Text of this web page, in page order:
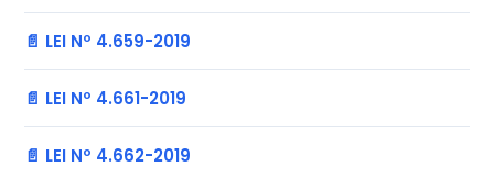
📄 LEI Nº 4.659-2019
📄 LEI Nº 4.661-2019
📄 LEI Nº 4.662-2019